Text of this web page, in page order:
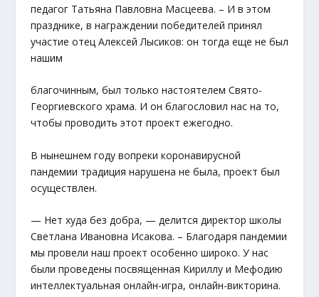
педагог Татьяна Павловна Масцеева. – И в этом
празднике, в награждении победителей принял
участие отец Алексей Лысиков: он тогда еще не был
нашим
благочинным, был только настоятелем Свято-
Георгиевского храма. И он благословил нас на то,
чтобы проводить этот проект ежегодно.
В нынешнем году вопреки коронавирусной
пандемии традиция нарушена не была, проект был
осуществлен.
— Нет худа без добра, — делится директор школы
Светлана Ивановна Исакова. – Благодаря пандемии
мы провели наш проект особенно широко. У нас
были проведены посвященная Кириллу и Мефодию
интеллектуальная онлайн-игра, онлайн-викторина.